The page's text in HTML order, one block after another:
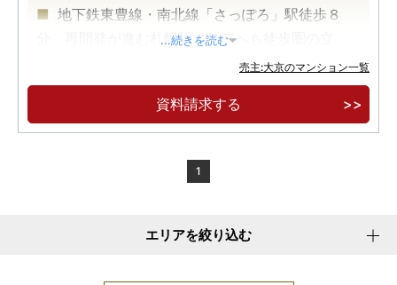
地下鉄東豊線・南北線「さっぽろ」駅徒歩８
分、再開発が進む札幌駅エリアへも徒歩圏の立
中高層ＺＥＨ－Ｍ支援事業補助金採択物件。
...続きを読む
売主:大京のマンション一覧
資料請求する
1
エリアを絞り込む